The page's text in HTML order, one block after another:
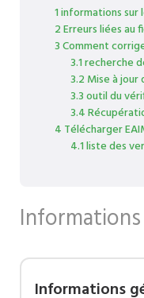
1 informations sur
2 Erreurs liées au
3 Comment
3.1 recherche
3.2 Mise à
3.3 outil du
3.4
4 Télécharger
4.1 liste des
Informations